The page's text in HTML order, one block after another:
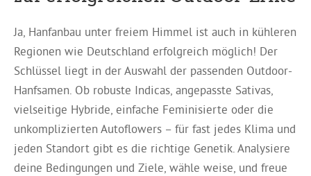
Ja, Hanfanbau unter freiem Himmel ist auch in kühleren
Regionen wie Deutschland erfolgreich möglich! Der
Schlüssel liegt in der Auswahl der passenden Outdoor-
Hanfsamen. Ob robuste Indicas, angepasste Sativas,
vielseitige Hybride, einfache Feminisierte oder die
unkomplizierten Autoflowers – für fast jedes Klima und
jeden Standort gibt es die richtige Genetik. Analysiere
deine Bedingungen und Ziele, wähle weise, und freue